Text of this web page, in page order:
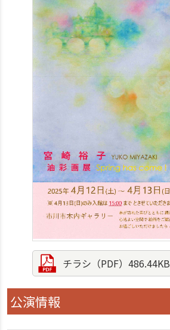
チラシ（PDF）486.44KB
公演情報